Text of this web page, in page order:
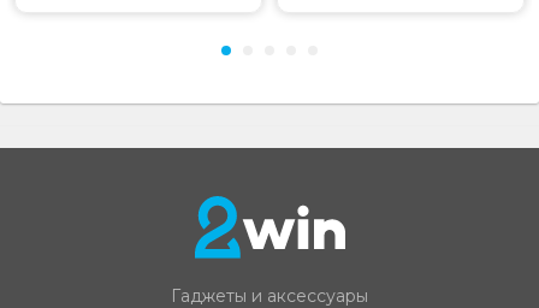
Гаджеты и аксессуары